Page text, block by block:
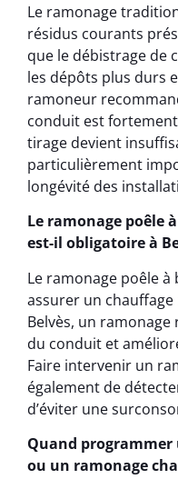
Le ramonage
résidus courants
que le débistrage de
les dépôts plus durs
ramoneur
conduit est
tirage devient
particulièrement
longévité des
Le ramonage poêle
est-il obligatoire à
Le ramonage poêle
assurer un
Belvès, un
du conduit et
Faire intervenir un
également de
d’éviter une
Quand programmer
ou un ramonage